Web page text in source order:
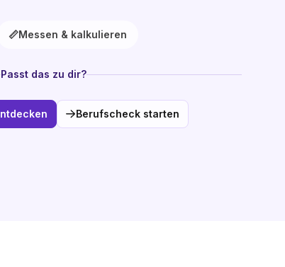
📏Messen & kalkulieren
Passt das zu dir?
Berufscheck starten